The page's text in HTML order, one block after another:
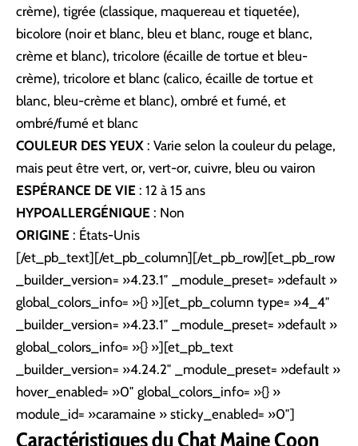
crème), tigrée (classique, maquereau et tiquetée),
bicolore (noir et blanc, bleu et blanc, rouge et blanc,
crème et blanc), tricolore (écaille de tortue et bleu-
crème), tricolore et blanc (calico, écaille de tortue et
blanc, bleu-crème et blanc), ombré et fumé, et
ombré/fumé et blanc
COULEUR DES YEUX : Varie selon la couleur du pelage,
mais peut être vert, or, vert-or, cuivre, bleu ou vairon
ESPÉRANCE DE VIE : 12 à 15 ans
HYPOALLERGÉNIQUE : Non
ORIGINE : États-Unis
[/et_pb_text][/et_pb_column][/et_pb_row][et_pb_row
_builder_version= »4.23.1″ _module_preset= »default »
global_colors_info= »{} »][et_pb_column type= »4_4″
_builder_version= »4.23.1″ _module_preset= »default »
global_colors_info= »{} »][et_pb_text
_builder_version= »4.24.2″ _module_preset= »default »
hover_enabled= »0″ global_colors_info= »{} »
module_id= »caramaine » sticky_enabled= »0″]
Caractéristiques du Chat Maine Coon